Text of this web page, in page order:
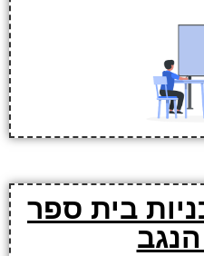
בית ספר
הנגב